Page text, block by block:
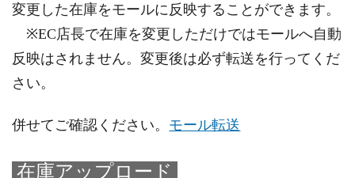
変更した在庫をモールに反映することができます。
※EC店長で在庫を変更しただけではモールへ自動
反映はされません。変更後は必ず転送を行ってくだ
さい。
併せてご確認ください。 モール転送
在庫アップロード